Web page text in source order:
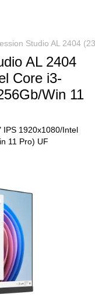
Studio AL 2404
AL 2404
Core i3-
Win 11
IPS 1920x1080/Intel
11 Pro) UF